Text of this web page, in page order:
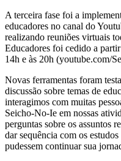
A terceira fase foi a
educadores no canal do
realizando reuniões virtuais
Educadores foi cedido a
14h e às 20h (youtube.com/
Novas ferramentas foram
discussão sobre temas de
interagimos com muitas
Seicho-No-Ie em nossas
perguntas sobre os assuntos
dar sequência com os
pudessem continuar sua